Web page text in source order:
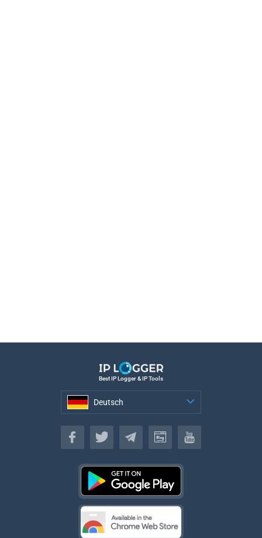
Best IP Logger & IP Tools
Deutsch
Deutsch